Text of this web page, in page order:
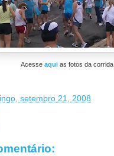
Acesse aquias fotos da corrida
setembro 21, 2008